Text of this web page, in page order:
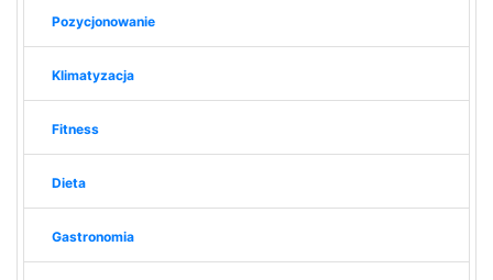
Pozycjonowanie
Klimatyzacja
Fitness
Dieta
Gastronomia